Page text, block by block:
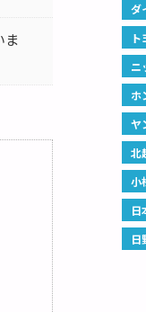
ま
ダ
ト
ニ
ホ
ヤ
北
小
日
日